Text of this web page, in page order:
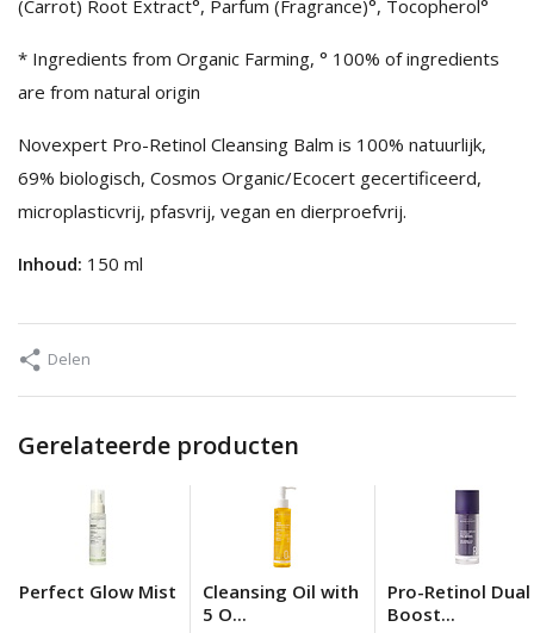
(Carrot) Root Extract°, Parfum (Fragrance)°, Tocopherol°
* Ingredients from Organic Farming, ° 100% of ingredients
are from natural origin
Novexpert Pro-Retinol Cleansing Balm is 100% natuurlijk,
69% biologisch, Cosmos Organic/Ecocert gecertificeerd,
microplasticvrij, pfasvrij, vegan en dierproefvrij.
Inhoud: 150 ml
Delen
Gerelateerde producten
Perfect Glow Mist
Cleansing Oil with
5 O...
Pro-Retinol Dual
Boost...